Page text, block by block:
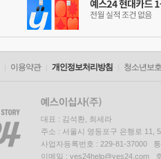
이용약관 개인정보처리방침 청소년보
대표 : 김석환, 최세라
주소 : 서울시 영등포구 은행로 11,
사업자등록번호 : 229-81-37000
이메일 : yes24help@yes24.com